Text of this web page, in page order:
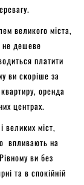
великого міста,
не дешеве
платити
ви скоріше за
оренда
центрах.
великих міст,
впливають на
ви без
та в спокійній